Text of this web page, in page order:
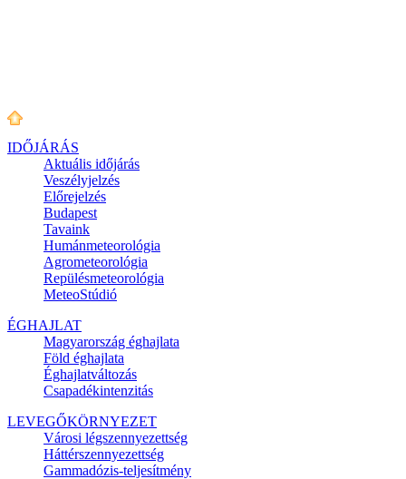
IDŐJÁRÁS
Aktuális időjárás
Veszélyjelzés
Előrejelzés
Budapest
Tavaink
Humánmeteorológia
Agrometeorológia
Repülésmeteorológia
MeteoStúdió
ÉGHAJLAT
Magyarország éghajlata
Föld éghajlata
Éghajlatváltozás
Csapadékintenzitás
LEVEGŐKÖRNYEZET
Városi légszennyezettség
Háttérszennyezettség
Gammadózis-teljesítmény